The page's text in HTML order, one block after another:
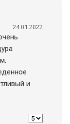
24.01.2022
и